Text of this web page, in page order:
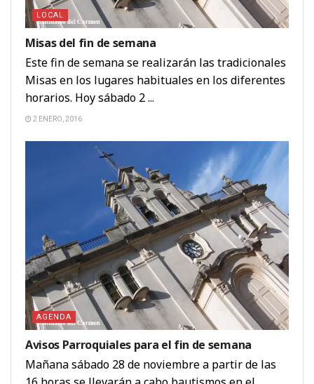
LOCAL
Misas del fin de semana
Este fin de semana se realizarán las tradicionales
Misas en los lugares habituales en los diferentes
horarios. Hoy sábado 2 ...
2 ENERO, 2016
AGENDA
Avisos Parroquiales para el fin de semana
Mañana sábado 28 de noviembre a partir de las